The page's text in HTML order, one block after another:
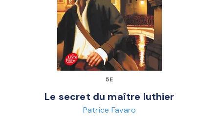
5E
Le secret du maître luthier
Patrice Favaro